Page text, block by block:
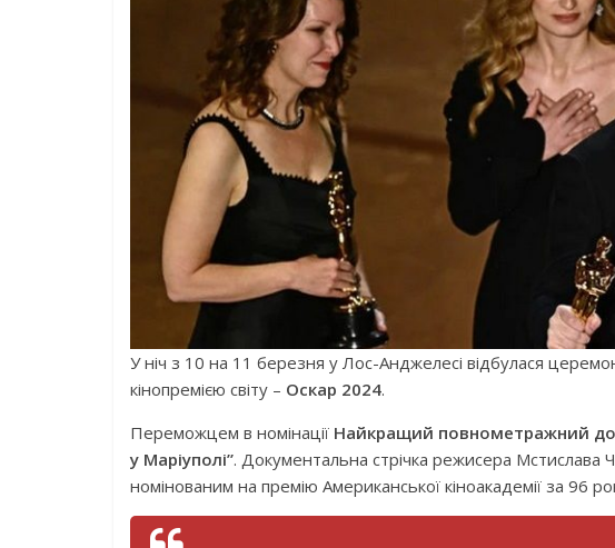
У ніч з 10 на 11 березня у Лос-Анджелесі відбулася
кінопремією світу – Оскар 2024.
Переможцем в номінації Найкращий повнометражний
у Маріуполі”. Документальна стрічка режисера Мстислава
номінованим на премію Американської кіноакадемії за 96